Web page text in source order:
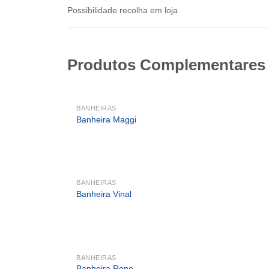
Possibilidade recolha em loja
Produtos Complementares
BANHEIRAS
Banheira Maggi
BANHEIRAS
Banheira Vinal
BANHEIRAS